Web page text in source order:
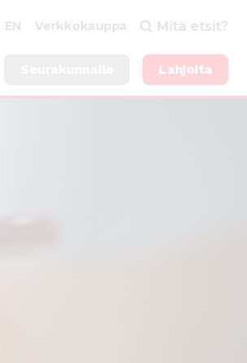
EN Verkkokauppa Mitä etsit?
Lahjoita